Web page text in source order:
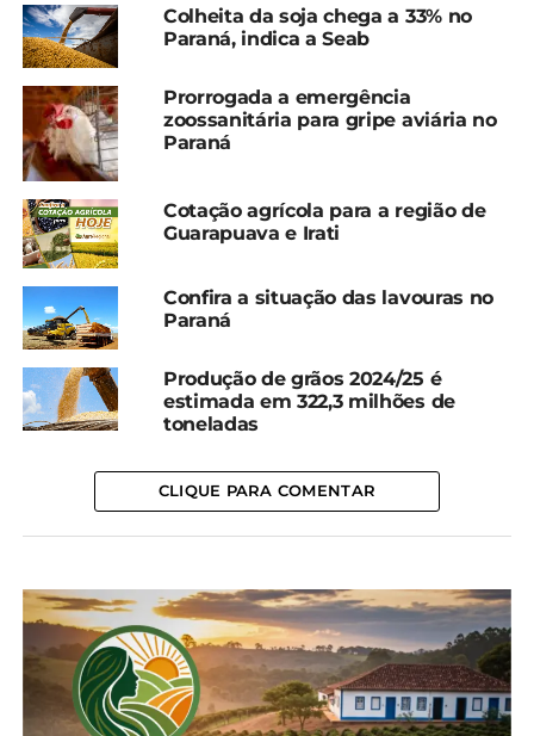
plantada e 94% das lavouras estão boas.
*Redação
Compartilhe isso:
Facebook 18+
Relacionado
Colheita da soja chega a
12% da área no Paraná
23 de janeiro, 2024
Em "Paraná"
99% no Paraná; veja sobre
outras culturas
23 de abril, 2024
Paraná atinge 87% da
área na colheita da soja
TÓPICOS RELACIONADOS: AGRO LAVOURAS
MILHO
PARANÁ
PRODUTOR RURAL
UP NEXT
Paraná deve produzir 21,12 milhões de
Colheita da soja chega a 33% no
Paraná, indica a Seab
Prorrogada a emergência
zoossanitária para gripe aviária no
Paraná
Cotação agrícola para a região de
Guarapuava e Irati
Confira a situação das lavouras no
Paraná
Produção de grãos 2024/25 é
estimada em 322,3 milhões de
toneladas
CLIQUE PARA COMENTAR